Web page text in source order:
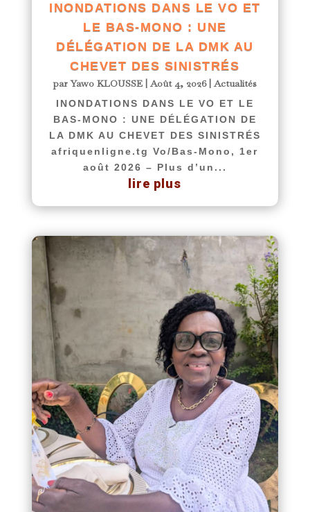
INONDATIONS DANS LE VO ET
LE BAS-MONO : UNE
DÉLÉGATION DE LA DMK AU
CHEVET DES SINISTRÉS
parYawo KLOUSSE |Août 4, 2026|Actualités
INONDATIONS DANS LE VO ET LE
BAS-MONO : UNE DÉLÉGATION DE
LA DMK AU CHEVET DES SINISTRÉS
afriquenligne.tg Vo/Bas-Mono, 1er
août 2026 – Plus d’un...
lire plus